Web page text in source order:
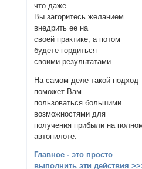
что даже
Вы загоритесь желанием
внедрить ее на
своей практике, а потом
будете гордиться
своими результатами.
На самом деле такой подход
поможет Вам
пользоваться большими
возможностями для
получения прибыли на
автопилоте.
Главное - это просто
выполнить эти действия